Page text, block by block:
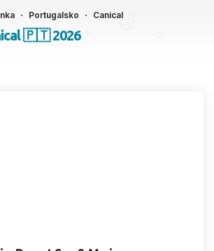
Portugalsko Canical
🇵🇹 2026